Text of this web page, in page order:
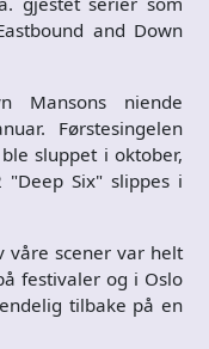
and Down
Mansons niende
Førstesingelen
sluppet i oktober,
Six" slippes i
våre scener var helt
festivaler og i Oslo
tilbake på en